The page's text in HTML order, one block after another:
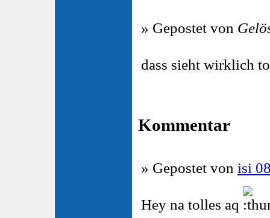
» Gepostet von
dass sieht wirklich
Kommentar
» Gepostet von isi
Hey na tolles aq